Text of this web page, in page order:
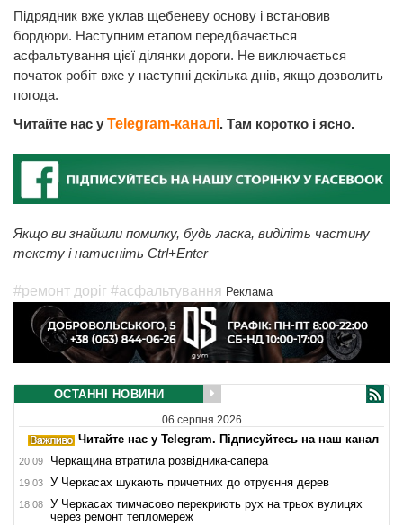
Підрядник вже уклав щебеневу основу і встановив
бордюри. Наступним етапом передбачається
асфальтування цієї ділянки дороги. Не виключається
початок робіт вже у наступні декілька днів, якщо дозволить
погода.
Читайте нас у Telegram-каналі. Там коротко і ясно.
Якщо ви знайшли помилку, будь ласка, виділіть частину
тексту і натисніть Ctrl+Enter
#ремонт доріг #асфальтування Реклама
ОСТАННІ НОВИНИ
06 серпня 2026
Читайте нас у Telegram. Підписуйтесь на наш канал
20:09 Черкащина втратила розвідника-сапера
19:03 У Черкасах шукають причетних до отруєння дерев
18:08
У Черкасах тимчасово перекриють рух на трьох вулицях
через ремонт тепломереж